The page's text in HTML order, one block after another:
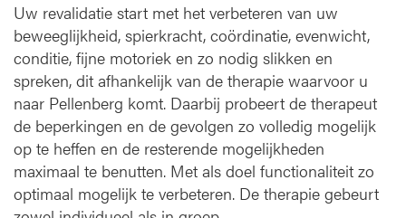
o
p
m
a
a
t
Uw revalidatie start met het verbeteren van uw
beweeglijkheid, spierkracht, coördinatie, evenwicht,
conditie, fijne motoriek en zo nodig slikken en
spreken, dit afhankelijk van de therapie waarvoor u
naar Pellenberg komt. Daarbij probeert de therapeut
de beperkingen en de gevolgen zo volledig mogelijk
op te heffen en de resterende mogelijkheden
maximaal te benutten. Met als doel functionaliteit zo
optimaal mogelijk te verbeteren. De therapie gebeurt